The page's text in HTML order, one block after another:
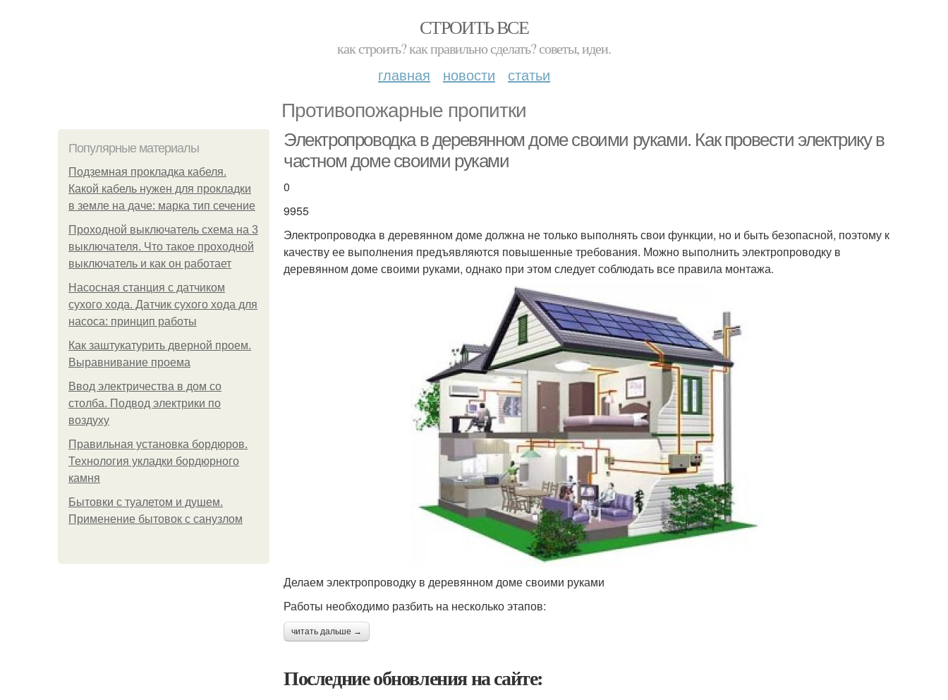
СТРОИТЬ ВСЕ
как строить? как правильно сделать? советы, идеи.
главная новости статьи
Противопожарные пропитки
Популярные материалы
Подземная прокладка кабеля.
Какой кабель нужен для прокладки
в земле на даче: марка тип сечение
Проходной выключатель схема на 3
выключателя. Что такое проходной
выключатель и как он работает
Насосная станция с датчиком
сухого хода. Датчик сухого хода для
насоса: принцип работы
Как заштукатурить дверной проем.
Выравнивание проема
Ввод электричества в дом со
столба. Подвод электрики по
воздуху
Правильная установка бордюров.
Технология укладки бордюрного
камня
Бытовки с туалетом и душем.
Применение бытовок с санузлом
Электропроводка в деревянном доме своими руками. Как провести электрику в
частном доме своими руками
0
9955
Электропроводка в деревянном доме должна не только выполнять свои функции, но и быть безопасной, поэтому к
качеству ее выполнения предъявляются повышенные требования. Можно выполнить электропроводку в
деревянном доме своими руками, однако при этом следует соблюдать все правила монтажа.
Делаем электропроводку в деревянном доме своими руками
Работы необходимо разбить на несколько этапов:
читать дальше →
Последние обновления на сайте: